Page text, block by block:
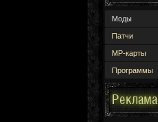
Моды
Патчи
МР-карты
Программы
Реклама